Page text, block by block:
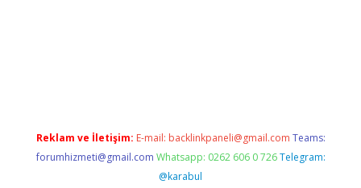
Reklam ve İletişim: E-mail: backlinkpaneli@gmail.com Teams:
forumhizmeti@gmail.com Whatsapp: 0262 606 0 726 Telegram:
@karabul